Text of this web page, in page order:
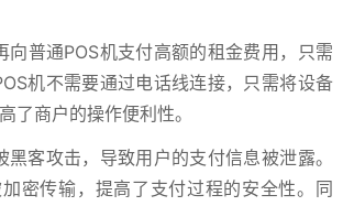
普通POS机支付高额的租金费用，只需
机不需要通过电话线连接，只需将设备
了商户的操作便利性。
客攻击，导致用户的支付信息被泄露。
密传输，提高了支付过程的安全性。同